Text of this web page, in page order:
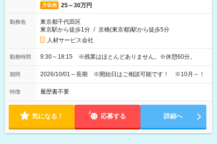
月収例 25～30万円
勤務地
東京都千代田区
東京駅から徒歩1分 / 京橋(東京都)駅から徒歩5分
人材サービス会社
勤務時間 9:30～18:15 ※残業はほとんどありません。※休憩60分。
期間 2026/10/01～長期 ※開始日はご相談可能です！ ※10月～！
特徴 履歴書不要
気になる！ 応募する 詳細へ